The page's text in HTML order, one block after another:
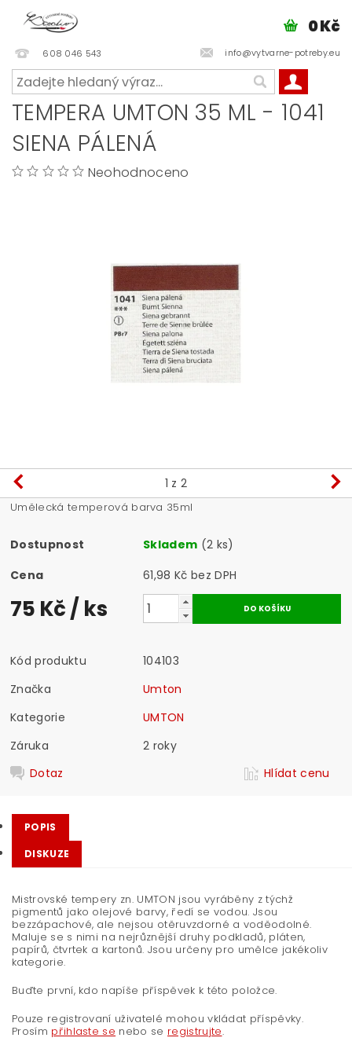
608 046 543 info@vytvarne-potreby.eu
0 Kč
TEMPERA UMTON 35 ML - 1041
SIENA PÁLENÁ
Neohodnoceno
1 z 2
Umělecká temperová barva 35ml
Dostupnost Skladem (2 ks)
Cena
61,98 Kč bez DPH
75 Kč/ ks
Kód produktu
104103
Značka
Umton
Kategorie
UMTON
Záruka
2 roky
Dotaz
Hlídat cenu
POPIS
DISKUZE
Mistrovské tempery zn. UMTON jsou vyráběny z týchž
pigmentů jako olejové barvy, ředí se vodou. Jsou
bezzápachové, ale nejsou otěruvzdorné a voděodolné.
Maluje se s nimi na nejrůznější druhy podkladů, pláten,
papírů, čtvrtek a kartonů. Jsou určeny pro umělce jakékoliv
kategorie.
Buďte první, kdo napíše příspěvek k této položce.
Pouze registrovaní uživatelé mohou vkládat příspěvky.
Prosím přihlaste se nebo se registrujte.